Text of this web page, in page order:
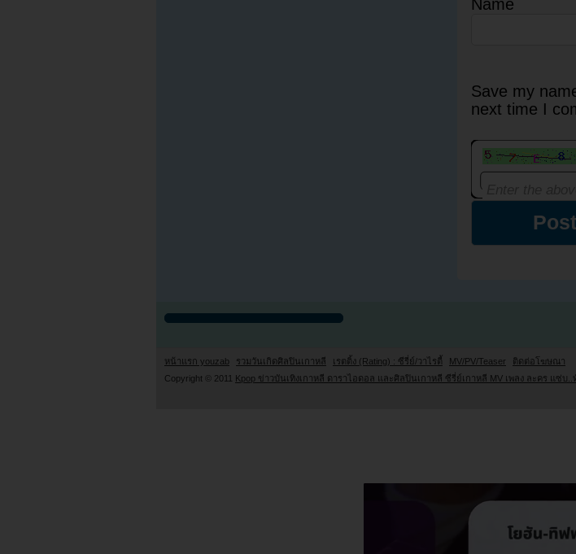
Name
Save my
next time I
หน้าแรก youzab รวมวันเกิดศิลปินเกาหลี เรตติ้ง (Rating) : ซีรี่ย์/วาไรตี้ MV/PV/Teaser ติดต่อโฆษณา
Copyright © 2011 Kpop ข่าวบันเทิงเกาหลี ดาราไอดอล และศิลปินเกาหลี ซีรี่ย์เกาหลี MV เพลง ละคร แซ่บ